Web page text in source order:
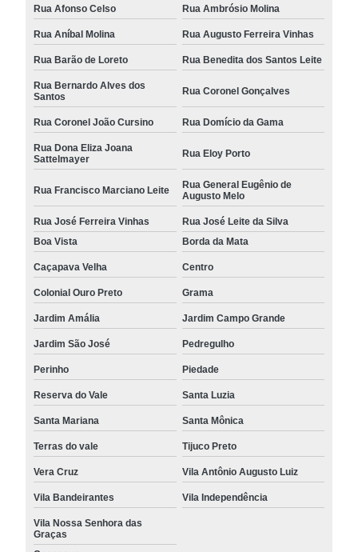
Rua Afonso Celso Rua Ambrósio Molina
Rua Aníbal Molina Rua Augusto Ferreira Vinhas
Rua Barão de Loreto Rua Benedita dos Santos Leite
Rua Bernardo Alves dos
Santos
Rua Coronel Gonçalves
Rua Coronel João Cursino Rua Domício da Gama
Rua Dona Eliza Joana
Sattelmayer
Rua Eloy Porto
Rua Francisco Marciano Leite
Rua General Eugênio de
Augusto Melo
Rua José Ferreira Vinhas
Rua José Leite da Silva
Boa Vista
Borda da Mata
Caçapava Velha Centro
Colonial Ouro Preto Grama
Jardim Amália Jardim Campo Grande
Jardim São José Pedregulho
Perinho Piedade
Reserva do Vale Santa Luzia
Santa Mariana Santa Mônica
Terras do vale Tijuco Preto
Vera Cruz Vila Antônio Augusto Luiz
Vila Bandeirantes Vila Independência
Vila Nossa Senhora das
Graças